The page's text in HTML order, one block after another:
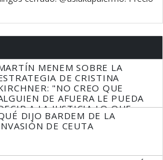
MENEM SOBRE LA
DE CRISTINA
"NO CREO QUE
DE AFUERA LE PUEDA
A LA JUSTICIA LO QUE
QUE HACER"
DIJO BARDEM DE LA
DE CEUTA